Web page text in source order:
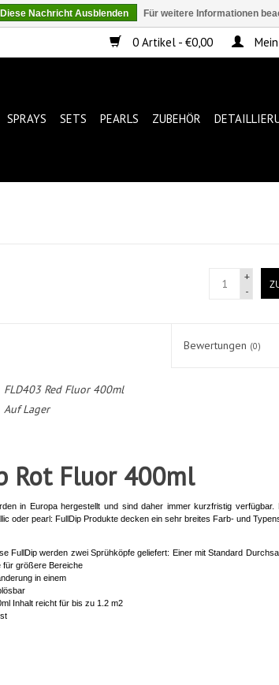
0 Artikel - €0,00
SPRAYS SETS PEARLS ZUBEHÖR
+
-
Bewertungen (0)
FLD403 Red Fluor 400ml
Auf Lager
Rot Fluor 400ml
in Europa hergestellt und sind daher immer kurzfristig
oder pearl: FullDip Produkte decken ein sehr breites Farb- und
FullDip werden zwei Sprühköpfe geliefert: Einer mit Standard
für größere Bereiche
in einem
Inhalt reicht für bis zu 1.2 m2
Diese Nachricht Ausblenden Für weitere Informationen